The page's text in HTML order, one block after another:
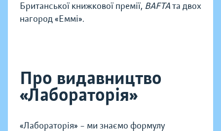
Британської книжкової премії, BAFTAта двох
нагород «Еммі».
Про видавництво
«Лабораторія»
«Лабораторія» – ми знаємо формулу